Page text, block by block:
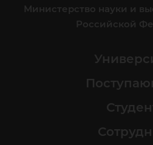
Министерство науки и
Российской